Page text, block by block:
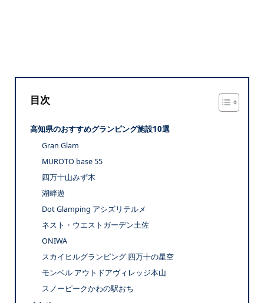
目次
高知県のおすすめグランピング施設10選
Gran Glam
MUROTO base 55
四万十山みず木
湖畔遊
Dot Glamping アシズリテルメ
ネスト・ウエストガーデン土佐
ONIWA
スカイヒルグランピング 四万十の星空
モンベル アウトドアヴィレッジ本山
スノーピークかわの駅おち